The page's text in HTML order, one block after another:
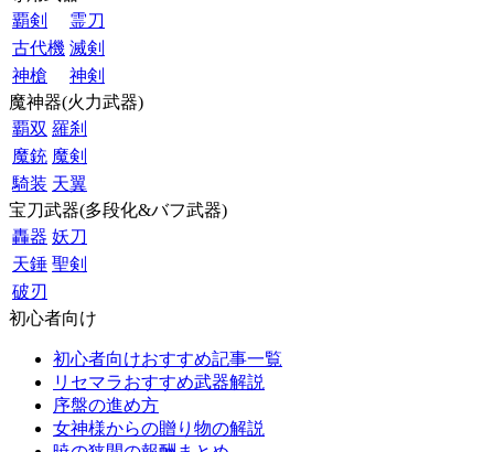
覇剣
霊刀
古代機 滅剣
神槍
神剣
魔神器(火力武器)
覇双 羅刹
魔銃 魔剣
騎装 天翼
宝刀武器(多段化&バフ武器)
轟器 妖刀
天錘 聖剣
破刃
初心者向け
初心者向けおすすめ記事一覧
リセマラおすすめ武器解説
序盤の進め方
女神様からの贈り物の解説